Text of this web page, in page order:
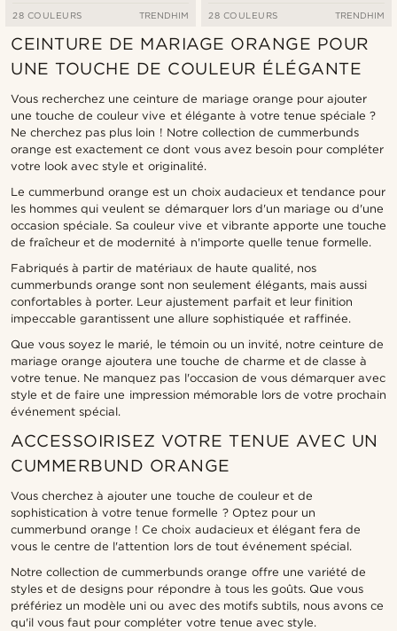
28 COULEURS TRENDHIM 28 COULEURS TRENDHIM
CEINTURE DE MARIAGE ORANGE POUR
UNE TOUCHE DE COULEUR ÉLÉGANTE
Vous recherchez une ceinture de mariage orange pour ajouter
une touche de couleur vive et élégante à votre tenue spéciale ?
Ne cherchez pas plus loin ! Notre collection de cummerbunds
orange est exactement ce dont vous avez besoin pour compléter
votre look avec style et originalité.
Le cummerbund orange est un choix audacieux et tendance pour
les hommes qui veulent se démarquer lors d'un mariage ou d'une
occasion spéciale. Sa couleur vive et vibrante apporte une touche
de fraîcheur et de modernité à n'importe quelle tenue formelle.
Fabriqués à partir de matériaux de haute qualité, nos
cummerbunds orange sont non seulement élégants, mais aussi
confortables à porter. Leur ajustement parfait et leur finition
impeccable garantissent une allure sophistiquée et raffinée.
Que vous soyez le marié, le témoin ou un invité, notre ceinture de
mariage orange ajoutera une touche de charme et de classe à
votre tenue. Ne manquez pas l'occasion de vous démarquer avec
style et de faire une impression mémorable lors de votre prochain
événement spécial.
ACCESSOIRISEZ VOTRE TENUE AVEC UN
CUMMERBUND ORANGE
Vous cherchez à ajouter une touche de couleur et de
sophistication à votre tenue formelle ? Optez pour un
cummerbund orange ! Ce choix audacieux et élégant fera de
vous le centre de l'attention lors de tout événement spécial.
Notre collection de cummerbunds orange offre une variété de
styles et de designs pour répondre à tous les goûts. Que vous
préfériez un modèle uni ou avec des motifs subtils, nous avons ce
qu'il vous faut pour compléter votre tenue avec style.